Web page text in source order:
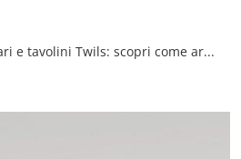
Accessori complementari e tavolini Twils: scopri come arricchire i tuoi locali moderni con il modello Tavolino Otto.